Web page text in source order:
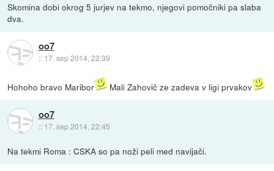
Skomina dobi okrog 5 jurjev na tekmo, njegovi pomočniki pa slaba
dva.
oo7
:: 17. sep 2014, 22:39
Hohoho bravo Maribor Mali Zahovič ze zadeva v ligi prvakov
oo7
:: 17. sep 2014, 22:45
Na tekmi Roma : CSKA so pa noži peli med navijači.